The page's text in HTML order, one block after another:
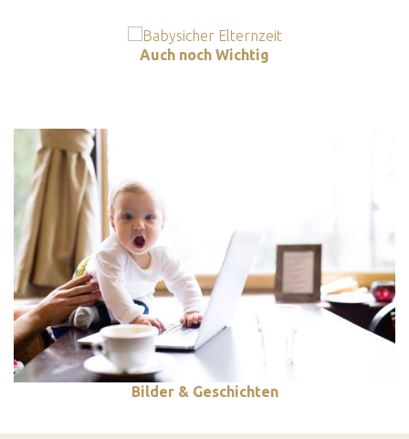
Auch noch Wichtig
Bilder & Geschichten